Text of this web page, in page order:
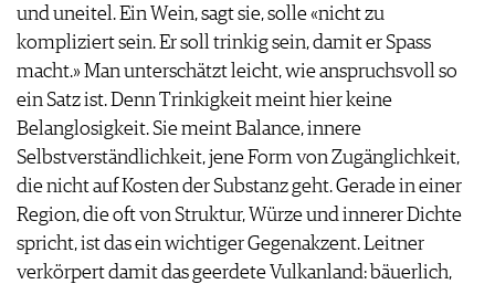
und uneitel. Ein Wein, sagt sie, solle «nicht zu
kompliziert sein. Er soll trinkig sein, damit er Spass
macht.» Man unterschätzt leicht, wie anspruchsvoll so
ein Satz ist. Denn Trinkigkeit meint hier keine
Belanglosigkeit. Sie meint Balance, innere
Selbstverständlichkeit, jene Form von Zugänglichkeit,
die nicht auf Kosten der Substanz geht. Gerade in einer
Region, die oft von Struktur, Würze und innerer Dichte
spricht, ist das ein wichtiger Gegenakzent. Leitner
verkörpert damit das geerdete Vulkanland: bäuerlich,